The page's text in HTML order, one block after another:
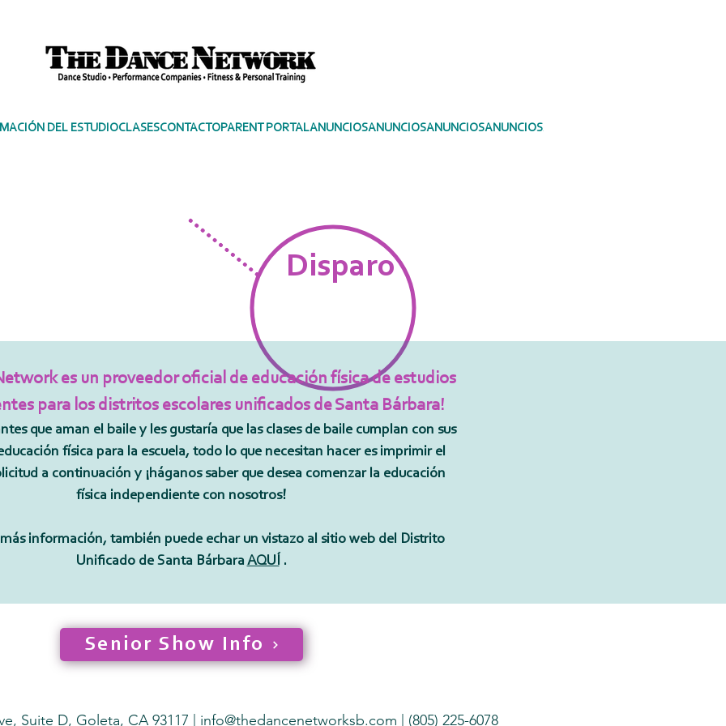
DEL ESTUDIOCLASESCONTACTOPARENT PORTALANUNCIOSANUNCIOSANUNCIOSANUNCIOSANUNCIOS
Disparo
es un proveedor oficial de educación física de estudios
para los distritos escolares unificados de Santa Bárbara!
que aman el baile y les gustaría que las clases de baile cumplan con sus
física para la escuela, todo lo que necesitan hacer es imprimir el
a continuación y ¡háganos saber que desea comenzar la educación
física independiente con nosotros!
información, también puede echar un vistazo al sitio web del Distrito
Unificado de Santa Bárbara AQUÍ.
Senior Show Info
Suite D, Goleta, CA 93117 | info@thedancenetworksb.com | (805) 225-6078